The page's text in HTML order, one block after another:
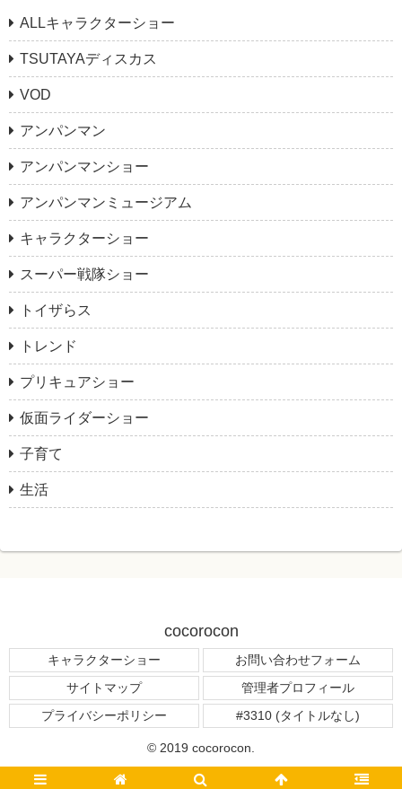
ALLキャラクターショー
TSUTAYAディスカス
VOD
アンパンマン
アンパンマンショー
アンパンマンミュージアム
キャラクターショー
スーパー戦隊ショー
トイザらス
トレンド
プリキュアショー
仮面ライダーショー
子育て
生活
cocorocon
キャラクターショー
お問い合わせフォーム
サイトマップ
管理者プロフィール
プライバシーポリシー
#3310 (タイトルなし)
© 2019 cocorocon.